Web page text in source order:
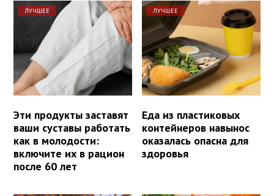
ЛУЧШЕЕ
Эти продукты заставят
ваши суставы работать
как в молодости:
включите их в рацион
после 60 лет
ЛУЧШЕЕ
Еда из пластиковых
контейнеров навынос
оказалась опасна для
здоровья